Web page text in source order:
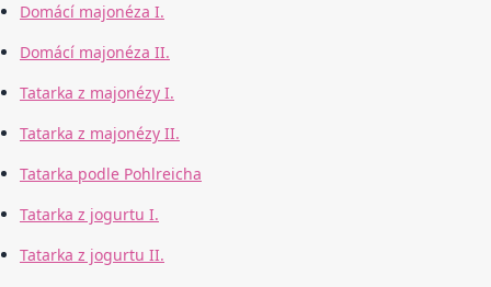
Domácí majonéza I.
Domácí majonéza II.
Tatarka z majonézy I.
Tatarka z majonézy II.
Tatarka podle Pohlreicha
Tatarka z jogurtu I.
Tatarka z jogurtu II.